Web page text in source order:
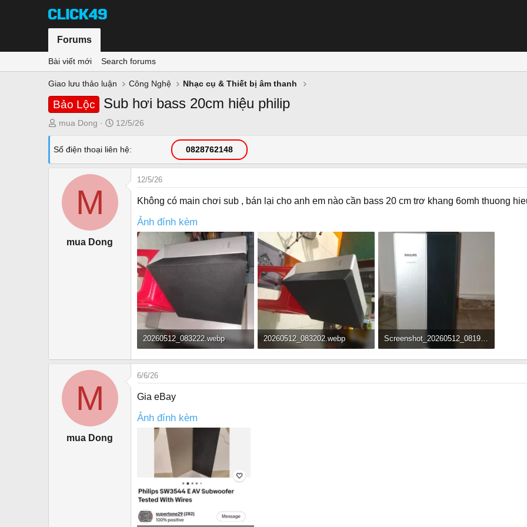
Forums
Bài viết mới Search forums
Giao lưu thảo luận Công Nghệ Nhạc cụ & Thiết bị âm thanh
Bảo Lộc Sub hơi bass 20cm hiệu philip
T
r
s
mua Dong
N
à
i
12/5/26
Số điện thoại liên hệ 0828762148
M
mua Dong
12/5/26
Không có main chơi sub , bán lại cho anh em nào cần bass 20 cm trơ khang 6omh thuong
Ảnh đính kèm
20260512_083222.webp
51.5 KB · Đọc: 3,289
20260512_083202.webp
53.6 KB · Đọc: 138
Screenshot_20260512_081920_Google.webp
17.9 KB · Đọc: 150
M
mua Dong
6/6/26
Gia eBay
Ảnh đính kèm